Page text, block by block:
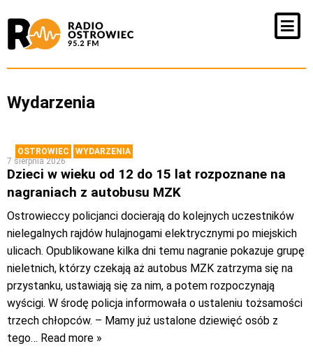
Wydarzenia
OSTROWIEC
WYDARZENIA
7 sierpnia 2026
Dzieci w wieku od 12 do 15 lat rozpoznane na
nagraniach z autobusu MZK
Ostrowieccy policjanci docierają do kolejnych uczestników
nielegalnych rajdów hulajnogami elektrycznymi po miejskich
ulicach. Opublikowane kilka dni temu nagranie pokazuje grupę
nieletnich, którzy czekają aż autobus MZK zatrzyma się na
przystanku, ustawiają się za nim, a potem rozpoczynają
wyścigi. W środę policja informowała o ustaleniu tożsamości
trzech chłopców. – Mamy już ustalone dziewięć osób z
tego… Read more »